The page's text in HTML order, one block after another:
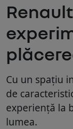
Cu un spațiu
de
experiență la
lumea.